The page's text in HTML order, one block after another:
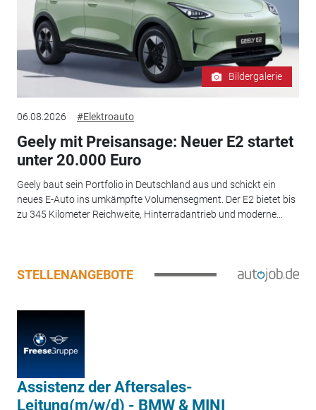
Bildergalerie
06.08.2026 #Elektroauto
Geely mit Preisansage: Neuer E2 startet
unter 20.000 Euro
Geely baut sein Portfolio in Deutschland aus und schickt ein
neues E-Auto ins umkämpfte Volumensegment. Der E2 bietet bis
zu 345 Kilometer Reichweite, Hinterradantrieb und moderne...
STELLENANGEBOTE
Assistenz der Aftersales-
Leitung(m/w/d) - BMW & MINI